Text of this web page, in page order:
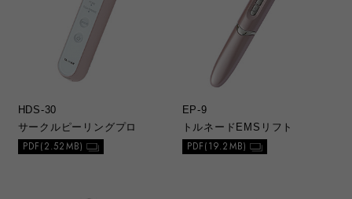
HDS-30
サークルピーリングプロ
PDF(2.52MB)
EP-9
トルネードEMSリフト
PDF(19.2MB)